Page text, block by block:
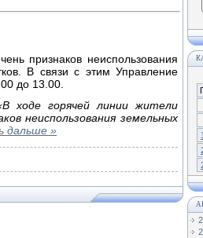
признаков неиспользования
В связи с этим Управление
до 13.00.
ходе горячей линии жители
неиспользования земельных
дальше »